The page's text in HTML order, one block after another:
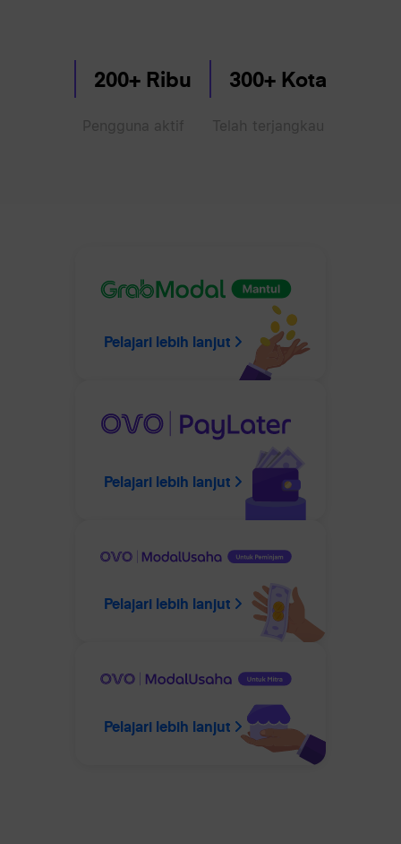
200+ Ribu
Pengguna aktif
300+ Kota
Telah terjangkau
Pelajari lebih lanjut
Pelajari lebih lanjut
Pelajari lebih lanjut
Pelajari lebih lanjut